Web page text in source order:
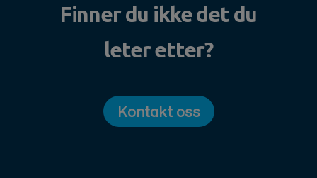
Finner du ikke det du
leter etter?
Kontakt oss